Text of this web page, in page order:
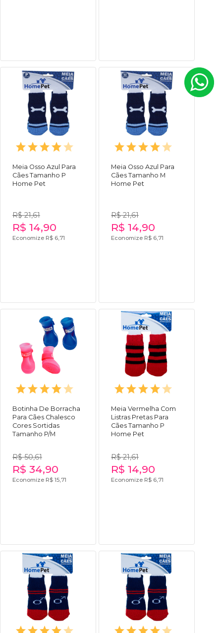
Meia Osso Azul Para
Cães Tamanho P
Home Pet
R$ 21,61
R$ 14,90
Economize R$ 6,71
Meia Osso Azul Para
Cães Tamanho M
Home Pet
R$ 21,61
R$ 14,90
Economize R$ 6,71
Botinha De Borracha
Para Cães Chalesco
Cores Sortidas
Tamanho P/M
R$ 50,61
R$ 34,90
Economize R$ 15,71
Meia Vermelha Com
Listras Pretas Para
Cães Tamanho P
Home Pet
R$ 21,61
R$ 14,90
Economize R$ 6,71